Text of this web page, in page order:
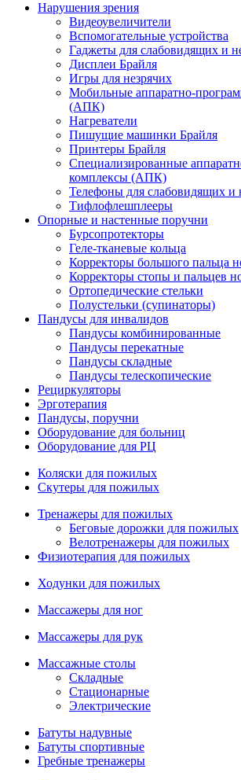
Нарушения зрения
Видеоувеличители
Вспомогательные устройства
Гаджеты для слабовидящих и
Дисплеи Брайля
Игры для незрячих
Мобильные аппаратно-
(АПК)
Нагреватели
Пишущие машинки Брайля
Принтеры Брайля
Специализированные
комплексы (АПК)
Телефоны для слабовидящих и
Тифлофлешплееры
Опорные и настенные поручни
Бурсопротекторы
Геле-тканевые кольца
Корректоры большого пальца
Корректоры стопы и пальцев
Ортопедические стельки
Полустельки (супинаторы)
Пандусы для инвалидов
Пандусы комбинированные
Пандусы перекатные
Пандусы складные
Пандусы телескопические
Рециркуляторы
Эрготерапия
Пандусы, поручни
Оборудование для больниц
Оборудование для РЦ
Коляски для пожилых
Скутеры для пожилых
Тренажеры для пожилых
Беговые дорожки для пожилых
Велотренажеры для пожилых
Физиотерапия для пожилых
Ходунки для пожилых
Массажеры для ног
Массажеры для рук
Массажные столы
Складные
Стационарные
Электрические
Батуты надувные
Батуты спортивные
Гребные тренажеры